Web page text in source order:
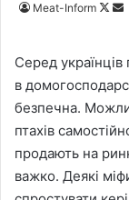
Meat-Inform
F
o
w
o
n
X
a
n
e
a
Серед
в
безпечна.
птахів
продають на
важко. Деякі